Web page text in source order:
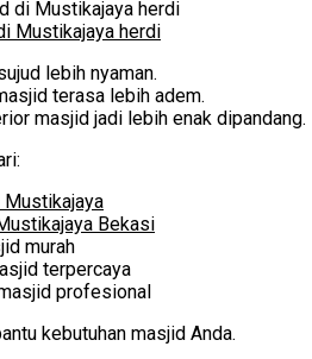
Mustikajaya herdi
lebih nyaman.
terasa lebih adem.
masjid jadi lebih enak dipandang.
Bekasi
murah
terpercaya
profesional
kebutuhan masjid Anda.